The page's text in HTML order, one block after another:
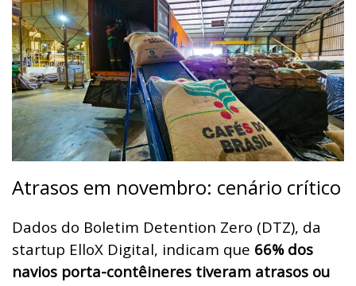
Atrasos em novembro: cenário crítico
Dados do Boletim Detention Zero (DTZ), da
startup ElloX Digital, indicam que 66% dos
navios porta-contêineres tiveram atrasos ou